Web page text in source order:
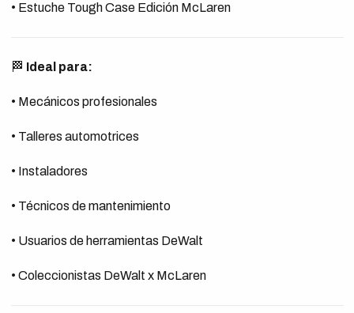
• Estuche Tough Case Edición McLaren
🏁 Ideal para:
• Mecánicos profesionales
• Talleres automotrices
• Instaladores
• Técnicos de mantenimiento
• Usuarios de herramientas DeWalt
• Coleccionistas DeWalt x McLaren